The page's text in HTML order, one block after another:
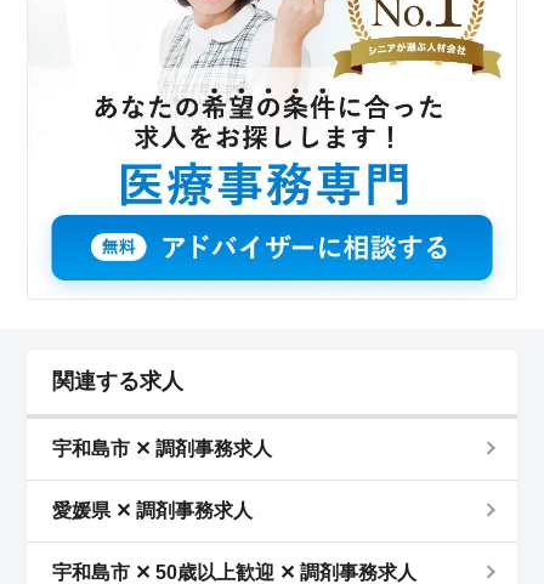
関連する求人
宇和島市 ✕ 調剤事務求人
愛媛県 ✕ 調剤事務求人
宇和島市 ✕ 50歳以上歓迎 ✕ 調剤事務求人